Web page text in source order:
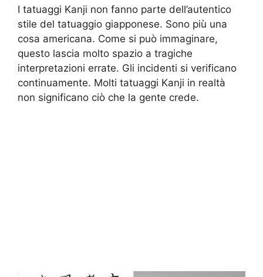
I tatuaggi Kanji non fanno parte dell’autentico
stile del tatuaggio giapponese. Sono più una
cosa americana. Come si può immaginare,
questo lascia molto spazio a tragiche
interpretazioni errate. Gli incidenti si verificano
continuamente. Molti tatuaggi Kanji in realtà
non significano ciò che la gente crede.